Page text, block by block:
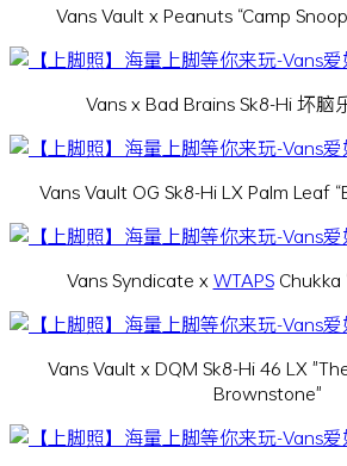
Vans Vault x Peanuts “Camp
Vans x Bad Brains Sk8-Hi 坏脑
Vans Vault OG Sk8-Hi LX Palm Leaf
Vans Syndicate x WTAPSChukka
Vans Vault x DQM Sk8-Hi 46 LX
Brownstone"